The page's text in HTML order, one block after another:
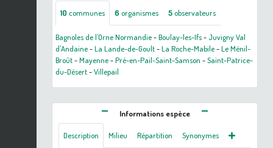
10 communes 6 organismes 5observateurs
Bagnoles de l'Orne Normandie-Boulay-les-Ifs- Juvigny Val
d'Andaine-La Lande-de-Goult-La Roche-Mabile-Le Ménil-
Broût-Mayenne-Pré-en-Pail-Saint-Samson -Saint-Patrice-
du-Désert-Villepail
Informations espèce
Description Milieu Répartition Synonymes